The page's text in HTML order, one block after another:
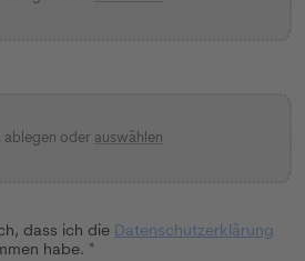
ablegen oder auswählen
dass ich die Datenschutzerklärung
habe. *